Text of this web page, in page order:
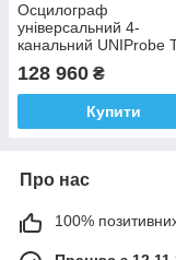
Осцилограф
універсальний 4-
канальний UNIProbe
128 960 ₴
Купити
Про нас
100% позитивних